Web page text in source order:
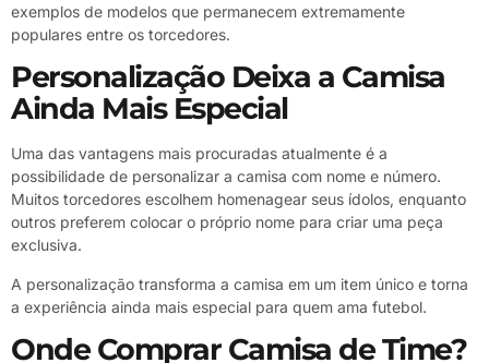
exemplos de modelos que permanecem extremamente
populares entre os torcedores.
Personalização Deixa a Camisa
Ainda Mais Especial
Uma das vantagens mais procuradas atualmente é a
possibilidade de personalizar a camisa com nome e número.
Muitos torcedores escolhem homenagear seus ídolos, enquanto
outros preferem colocar o próprio nome para criar uma peça
exclusiva.
A personalização transforma a camisa em um item único e torna
a experiência ainda mais especial para quem ama futebol.
Onde Comprar Camisa de Time?